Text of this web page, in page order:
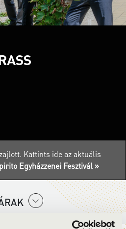
Kattints ide az aktuális
Egyházzenei Fesztivál »